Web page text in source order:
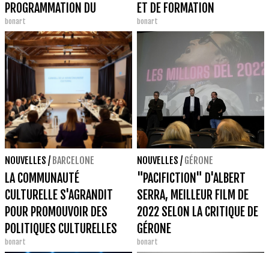
PROGRAMMATION DU
PREMIER SEMESTRE 2023
bonart
ET DE FORMATION
bonart
NOUVELLES / BARCELONE
LA COMMUNAUTÉ
CULTURELLE S'AGRANDIT
POUR PROMOUVOIR DES
POLITIQUES CULTURELLES
PROCHES DES CITOYENS
bonart
NOUVELLES / GÉRONE
"PACIFICTION" D'ALBERT
SERRA, MEILLEUR FILM DE
2022 SELON LA CRITIQUE DE
GÉRONE
bonart